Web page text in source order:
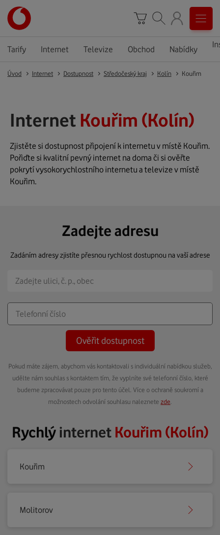
Tarify Internet Televize Obchod Nabídky
Úvod Internet Dostupnost Středočeský kraj Kolín Kouřim
Internet Kouřim (Kolín)
Zjistěte si dostupnost připojení k internetu v místě Kouřim.
Pořiďte si kvalitní pevný internet na doma či si ověřte
pokrytí vysokorychlostního internetu a televize v místě
Kouřim.
Zadejte adresu
Zadáním adresy zjistíte přesnou rychlost dostupnou na vaší adrese
Ověřit dostupnost
Pokud máte zájem, abychom vás kontaktovali s individuální nabídkou služeb,
udělte nám souhlas s kontaktem tím, že vyplníte své telefonní číslo, které
budeme zpracovávat pouze pro tento účel. Více o ochraně soukromí a
možnostech odvolání souhlasu naleznete zde
Rychlýinternet Kouřim (Kolín)
Kouřim
Molitorov